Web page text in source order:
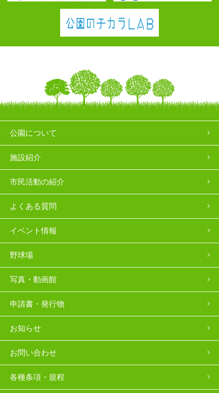
公園について
施設紹介
市民活動の紹介
よくある質問
イベント情報
野球場
写真・動画館
申請書・発行物
お知らせ
お問い合わせ
各種条項・規程